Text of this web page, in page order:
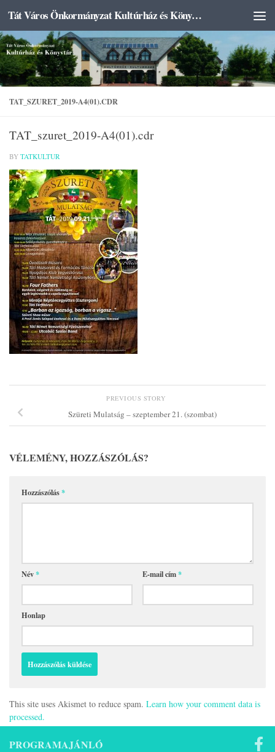
Skip to content Tát Város Önkormányzat Kultúrház és Könyvtár
TAT_SZURET_2019-A4(01).CDR
TAT_szuret_2019-A4(01).cdr
BY TATKULTUR
PREVIOUS STORY
Szüreti Mulatság – szeptember 21. (szombat)
VÉLEMÉNY, HOZZÁSZÓLÁS?
Hozzászólás*
Név* E-mail cím*
Honlap
This site uses Akismet to reduce spam. Learn how your comment data is
processed.
PROGRAMAJÁNLÓ